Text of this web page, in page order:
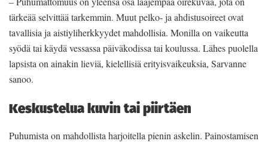
tärkeää selvittää tarkemmin. Muut pelko- ja ahdistusoireet ovat
tavallisia ja aistiyliherkkyydet mahdollisia. Monilla on vaikeutta
syödä tai käydä vessassa päiväkodissa tai koulussa. Lähes puolella
lapsista on ainakin lieviä, kielellisiä erityisvaikeuksia, Sarvanne
sanoo.
Keskustelua kuvin tai piirtäen
Puhumista on mahdollista harjoitella pienin askelin. Painostamisen